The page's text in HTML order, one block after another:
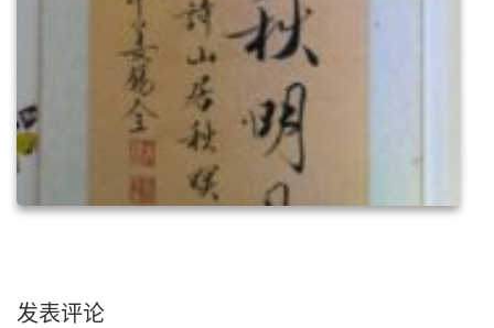
发表评论